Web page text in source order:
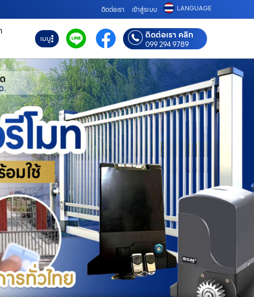
ติดต่อเรา เข้าสู่ระบบ LANGUAGE
เมนู ติดต่อเรา คลิก
099 294 9789